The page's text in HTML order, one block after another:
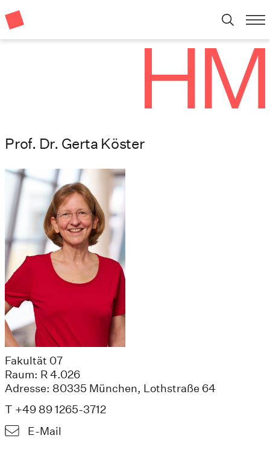
Prof. Dr. Gerta Köster
Fakultät 07
Raum: R 4.026
Adresse: 80335 München, Lothstraße 64
T +49 89 1265-3712
E-Mail